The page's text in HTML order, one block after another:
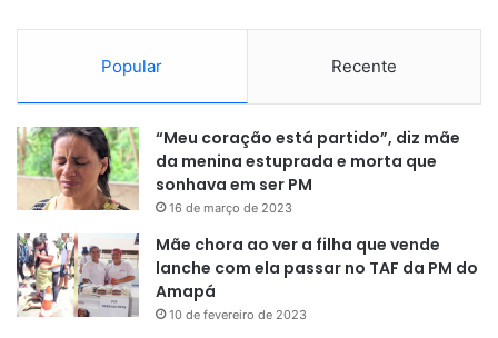
Popular Recente
“Meu coração está partido”, diz mãe
da menina estuprada e morta que
sonhava em ser PM
16 de março de 2023
Mãe chora ao ver a filha que vende
lanche com ela passar no TAF da PM do
Amapá
10 de fevereiro de 2023